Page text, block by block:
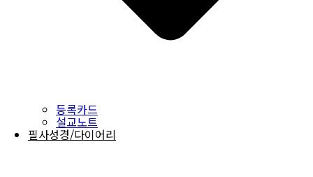
등록카드
설교노트
필사성경/다이어리